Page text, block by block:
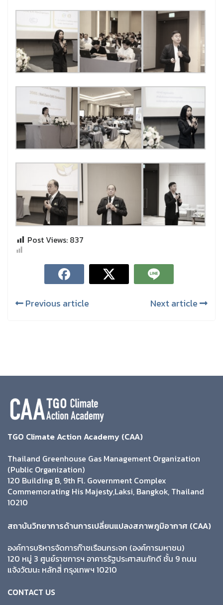
Post Views: 837
Previous article Next article
TGO Climate Action Academy (CAA)
Thailand Greenhouse Gas Management Organization
(Public Organization)
120 Building B, 9th Fl. Government Complex
Commemorating His Majesty,Laksi, Bangkok, Thailand
10210
สถาบันวิทยาการด้านการเปลี่ยนแปลงสภาพภูมิอากาศ (CAA)
องค์การบริหารจัดการก๊าซเรือนกระจก (องค์การมหาชน)
120 หมู่ 3 ศูนย์ราชการฯ อาคารรัฐประศาสนภักดี ชั้น 9 ถนน
แจ้งวัฒนะ หลักสี่ กรุงเทพฯ 10210
CONTACT US